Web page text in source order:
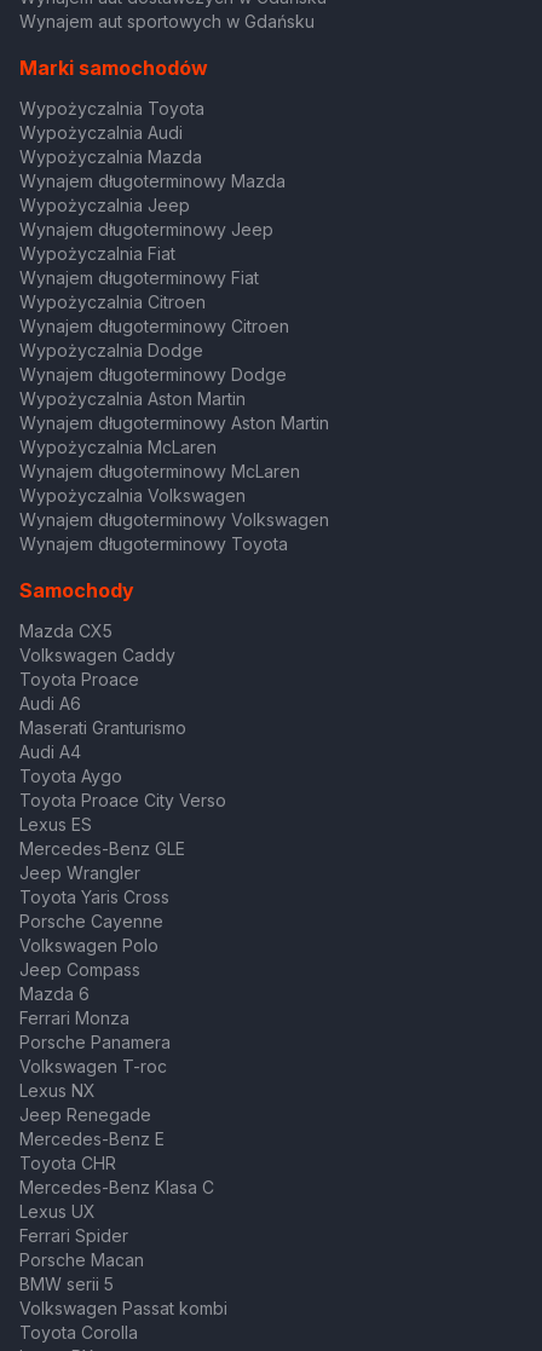
Wynajem aut sportowych w Gdańsku
Marki samochodów
Wypożyczalnia Toyota
Wypożyczalnia Audi
Wypożyczalnia Mazda
Wynajem długoterminowy Mazda
Wypożyczalnia Jeep
Wynajem długoterminowy Jeep
Wypożyczalnia Fiat
Wynajem długoterminowy Fiat
Wypożyczalnia Citroen
Wynajem długoterminowy Citroen
Wypożyczalnia Dodge
Wynajem długoterminowy Dodge
Wypożyczalnia Aston Martin
Wynajem długoterminowy Aston Martin
Wypożyczalnia McLaren
Wynajem długoterminowy McLaren
Wypożyczalnia Volkswagen
Wynajem długoterminowy Volkswagen
Wynajem długoterminowy Toyota
Samochody
Mazda CX5
Volkswagen Caddy
Toyota Proace
Audi A6
Maserati Granturismo
Audi A4
Toyota Aygo
Toyota Proace City Verso
Lexus ES
Mercedes-Benz GLE
Jeep Wrangler
Toyota Yaris Cross
Porsche Cayenne
Volkswagen Polo
Jeep Compass
Mazda 6
Ferrari Monza
Porsche Panamera
Volkswagen T-roc
Lexus NX
Jeep Renegade
Mercedes-Benz E
Toyota CHR
Mercedes-Benz Klasa C
Lexus UX
Ferrari Spider
Porsche Macan
BMW serii 5
Volkswagen Passat kombi
Toyota Corolla